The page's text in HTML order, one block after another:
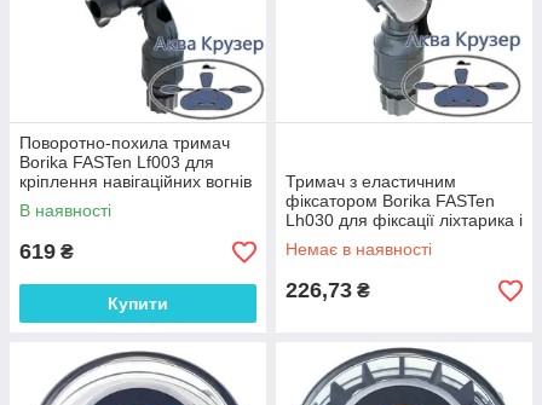
Поворотно-похила тримач
Borika FASTen Lf003 для
кріплення навігаційних вогнів
LONAKO на човен
В наявності
619 ₴
Купити
Тримач з еластичним
фіксатором Borika FASTen
Lh030 для фіксації ліхтарика і
предметів d до 30 мм на
човен
Немає в наявності
226,73 ₴